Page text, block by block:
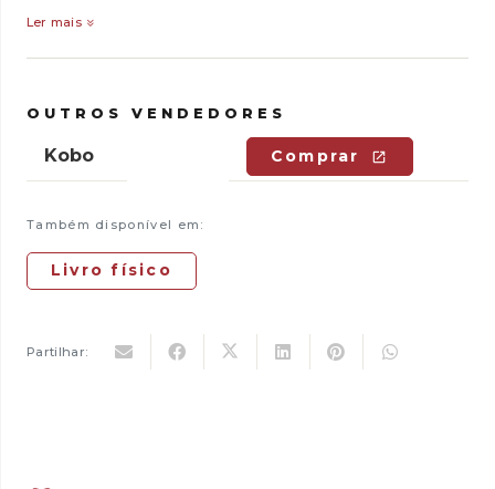
Ler mais
OUTROS VENDEDORES
Kobo Comprar
Também disponível em:
Livro físico
Partilhar: